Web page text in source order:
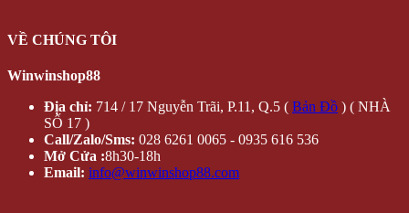
VỀ CHÚNG TÔI
Winwinshop88
Địa chỉ: 714 / 17 Nguyễn Trãi, P.11, Q.5 ( Bản Đồ ) ( NHÀ
SỐ 17 )
Call/Zalo/Sms: 028 6261 0065 - 0935 616 536
Mở Cửa :8h30-18h
Email: info@winwinshop88.com